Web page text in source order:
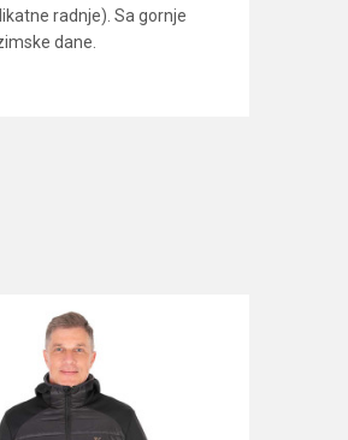
radnje). Sa gornje
dane.